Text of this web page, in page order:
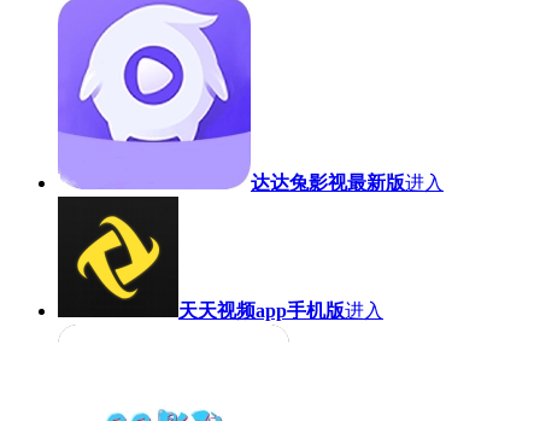
达达兔影视最新版进入
天天视频app手机版进入